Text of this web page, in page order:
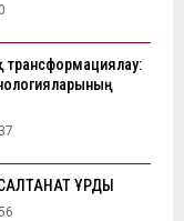
трансформациялау:
ҚҰРДЫ